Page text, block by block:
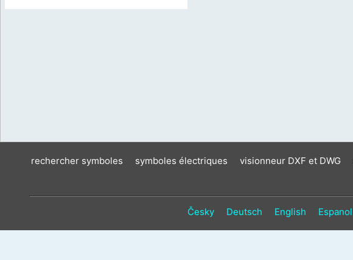
rechercher symboles symboles électriques visionneur DXF et DWG
Česky Deutsch English Espanol